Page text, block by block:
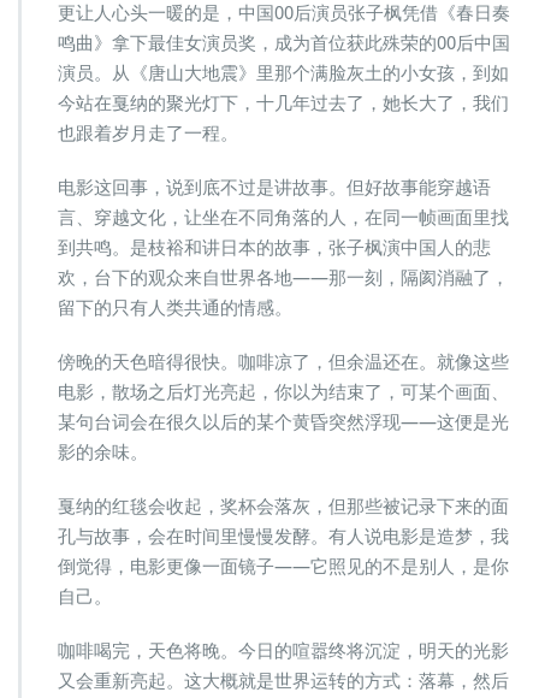
更让人心头一暖的是，中国00后演员张子枫凭借《春日奏
鸣曲》拿下最佳女演员奖，成为首位获此殊荣的00后中国
演员。从《唐山大地震》里那个满脸灰土的小女孩，到如
今站在戛纳的聚光灯下，十几年过去了，她长大了，我们
也跟着岁月走了一程。
电影这回事，说到底不过是讲故事。但好故事能穿越语
言、穿越文化，让坐在不同角落的人，在同一帧画面里找
到共鸣。是枝裕和讲日本的故事，张子枫演中国人的悲
欢，台下的观众来自世界各地——那一刻，隔阂消融了，
留下的只有人类共通的情感。
傍晚的天色暗得很快。咖啡凉了，但余温还在。就像这些
电影，散场之后灯光亮起，你以为结束了，可某个画面、
某句台词会在很久以后的某个黄昏突然浮现——这便是光
影的余味。
戛纳的红毯会收起，奖杯会落灰，但那些被记录下来的面
孔与故事，会在时间里慢慢发酵。有人说电影是造梦，我
倒觉得，电影更像一面镜子——它照见的不是别人，是你
自己。
咖啡喝完，天色将晚。今日的喧嚣终将沉淀，明天的光影
又会重新亮起。这大概就是世界运转的方式：落幕，然后